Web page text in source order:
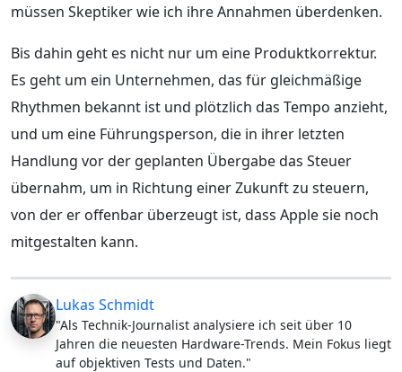
müssen Skeptiker wie ich ihre Annahmen überdenken.
Bis dahin geht es nicht nur um eine Produktkorrektur.
Es geht um ein Unternehmen, das für gleichmäßige
Rhythmen bekannt ist und plötzlich das Tempo anzieht,
und um eine Führungsperson, die in ihrer letzten
Handlung vor der geplanten Übergabe das Steuer
übernahm, um in Richtung einer Zukunft zu steuern,
von der er offenbar überzeugt ist, dass Apple sie noch
mitgestalten kann.
Lukas Schmidt
"Als Technik-Journalist analysiere ich seit über 10
Jahren die neuesten Hardware-Trends. Mein Fokus liegt
auf objektiven Tests und Daten."